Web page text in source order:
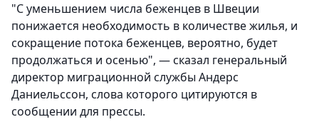
"С уменьшением числа беженцев в Швеции
понижается необходимость в количестве жилья, и
сокращение потока беженцев, вероятно, будет
продолжаться и осенью", — сказал генеральный
директор миграционной службы Андерс
Даниельссон, слова которого цитируются в
сообщении для прессы.